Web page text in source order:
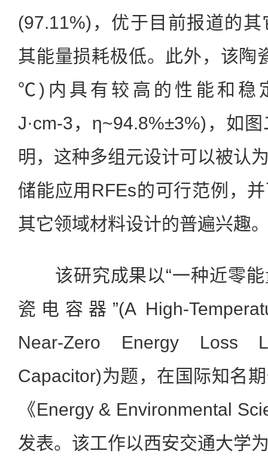
(97.11%)，优于目前报道的
其能量损耗极低。此外，该陶
℃)内具有较高的性能和稳
J·cm-3，η~94.8%±3%)，如
明，这种多组元设计可以被认
储能应用RFEs的可行范例，
其它领域材料设计的普遍兴趣
该研究成果以“一种近零能
瓷电容器”(A High-
Near-Zero Energy Loss
Capacitor)为题，在国际知名
《Energy & Environmental
发表。该工作以西安交通大学